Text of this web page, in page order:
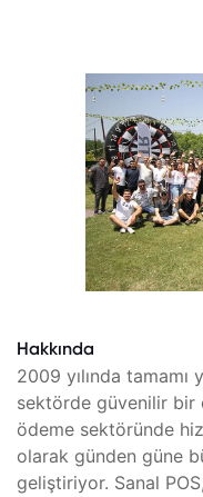
Hakkında
2009 yılında
sektörde güvenilir bir
ödeme sektöründe
olarak günden güne
geliştiriyor. Sanal